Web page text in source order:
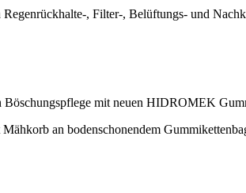
, Filter-, Belüftungs- und
an bodenschonendem